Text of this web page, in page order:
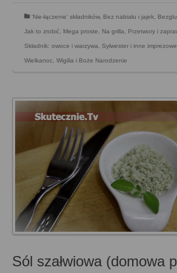
'Nie-łączenie' składników, Bez nabiału i jajek,
Jak to zrobić, Mega proste, Na grilla, Przetwory i
Składnik: owoce i warzywa, Sylwester i inne imprezowe
Wielkanoc, Wigilia i Boże Narodzenie
Sól szałwiowa (domowa